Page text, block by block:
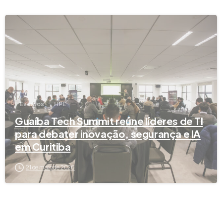
Eventos HPE
Guaíba Tech Summit reúne líderes de TI
para debater inovação, segurança e IA
em Curitiba
21 de maio de 2026